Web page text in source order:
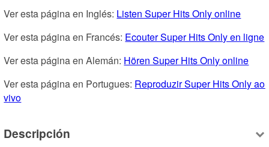
Ver esta página en Inglés: Listen Super Hits Only online
Ver esta página en Francés: Ecouter Super Hits Only en ligne
Ver esta página en Alemán: Hören Super Hits Only online
Ver esta página en Portugues: Reproduzir Super Hits Only ao
vivo
Descripción